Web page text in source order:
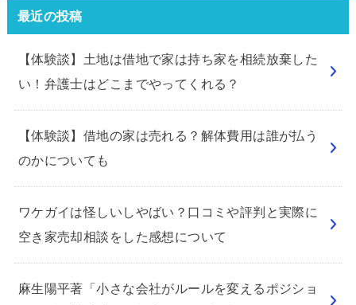
最近の投稿
【体験談】土地は借地で家は持ち家を相続放棄した
い！弁護士はどこまでやってくれる？
【体験談】借地の家は売れる？解体費用は誰が払う
のかについても
ワケガイは怪しいしやばい？口コミや評判と実際に
空き家売却相談をした感想について
麻生陽平著「小さな会社がルールを変えるポジショ